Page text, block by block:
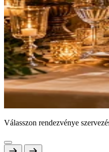
Válasszon rendezvénye